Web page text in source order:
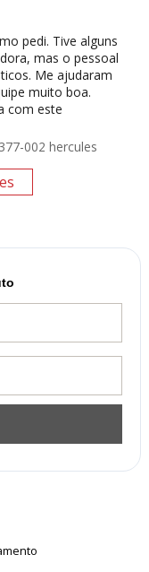
pedi. Tive alguns
mas o pessoal
Me ajudaram
muito boa.
com este
002 hercules